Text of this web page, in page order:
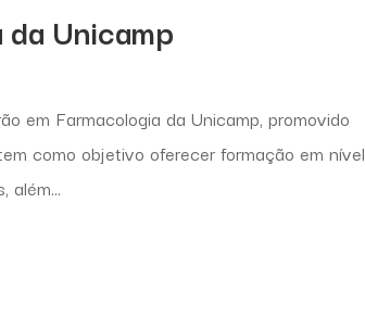
Unicamp
em Farmacologia da Unicamp, promovido
como objetivo oferecer formação em nível
além...